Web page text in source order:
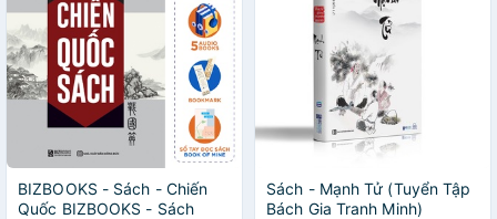
BIZBOOKS - Sách - Chiến
Quốc BIZBOOKS - Sách
Sách - Mạnh Tử (Tuyển Tập
Bách Gia Tranh Minh)